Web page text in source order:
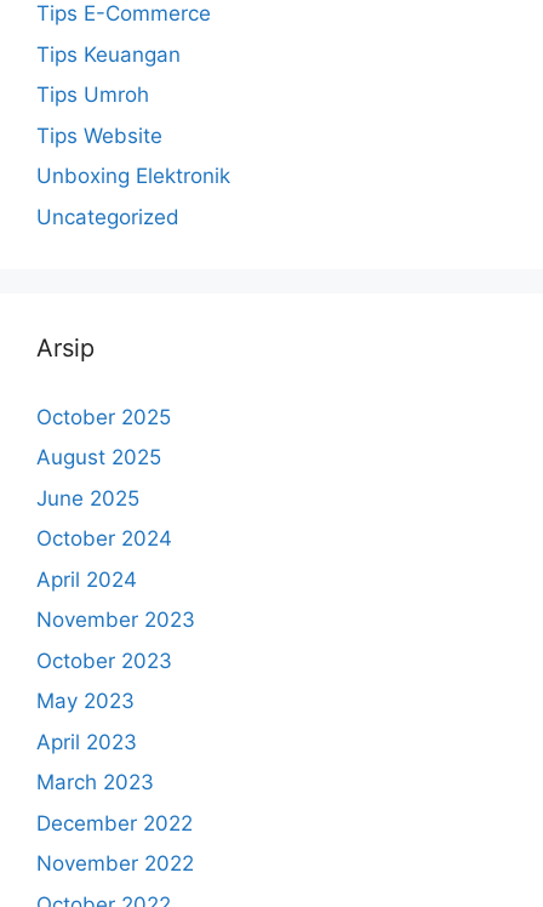
Tips E-Commerce
Tips Keuangan
Tips Umroh
Tips Website
Unboxing Elektronik
Uncategorized
Arsip
October 2025
August 2025
June 2025
October 2024
April 2024
November 2023
October 2023
May 2023
April 2023
March 2023
December 2022
November 2022